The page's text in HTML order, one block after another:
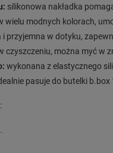
silikonowa nakładka
wielu modnych kolorach,
i przyjemna w dotyku,
czyszczeniu, można myć w
wykonana z elastycznego
pasuje do butelki b.box
: